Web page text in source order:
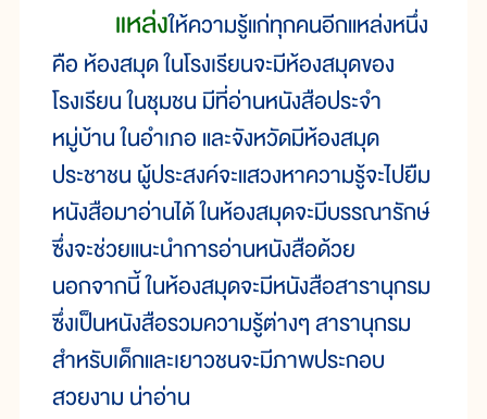
แหล่งให้ความรู้แก่ทุกคนอีกแหล่งหนึ่ง
คือ ห้องสมุด ในโรงเรียนจะมีห้องสมุดของ
โรงเรียน ในชุมชน มีที่อ่านหนังสือประจำ
หมู่บ้าน ในอำเภอ และจังหวัดมีห้องสมุด
ประชาชน ผู้ประสงค์จะแสวงหาความรู้จะไปยืม
หนังสือมาอ่านได้ ในห้องสมุดจะมีบรรณารักษ์
ซึ่งจะช่วยแนะนำการอ่านหนังสือด้วย
นอกจากนี้ ในห้องสมุดจะมีหนังสือสารานุกรม
ซึ่งเป็นหนังสือรวมความรู้ต่างๆ สารานุกรม
สำหรับเด็กและเยาวชนจะมีภาพประกอบ
สวยงาม น่าอ่าน